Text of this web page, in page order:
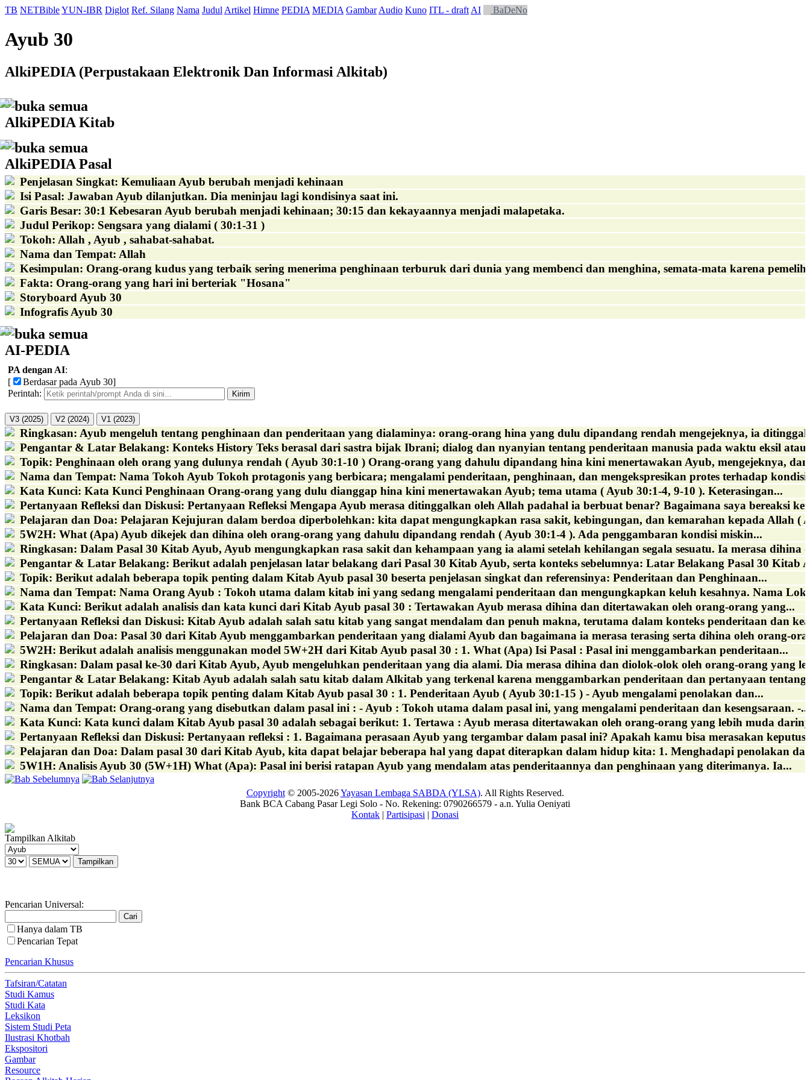
TB NETBibleYUN-IBR Diglot Ref. Silang Nama Judul Artikel Himne PEDIA MEDIA Gambar Audio Kuno ITL - draft AI BaDeNo
Ayub 30
AlkiPEDIA (Perpustakaan Elektronik Dan Informasi Alkitab)
buka semua
AlkiPEDIA Kitab
buka semua
AlkiPEDIA Pasal
Penjelasan Singkat: Kemuliaan Ayub berubah menjadi kehinaan
Isi Pasal: Jawaban Ayub dilanjutkan. Dia meninjau lagi kondisinya saat ini.
Garis Besar: 30:1 Kebesaran Ayub berubah menjadi kehinaan; 30:15 dan kekayaannya menjadi malapetaka.
Judul Perikop: Sengsara yang dialami ( 30:1-31 )
Tokoh: Allah , Ayub , sahabat-sahabat.
Nama dan Tempat: Allah
Kesimpulan: Orang-orang kudus yang terbaik sering menerima penghinaan terburuk dari dunia yang membenci dan menghina, semata-mata karena
Fakta: Orang-orang yang hari ini berteriak "Hosana"
Storyboard Ayub 30
Infografis Ayub 30
buka semua
AI-PEDIA
PA dengan AI:
[
Berdasar pada Ayub 30]
Perintah:
Kirim
V3 (2025) V2 (2024) V1 (2023)
Ringkasan: Ayub mengeluh tentang penghinaan dan penderitaan yang dialaminya: orang-orang hina yang dulu dipandang rendah mengejeknya, ia
Pengantar & Latar Belakang: Konteks History Teks berasal dari sastra bijak Ibrani; dialog dan nyanyian tentang penderitaan manusia pada waktu eksil atau
Topik: Penghinaan oleh orang yang dulunya rendah ( Ayub 30:1-10 ) Orang-orang yang dahulu dipandang hina kini menertawakan Ayub, mengejeknya,
Nama dan Tempat: Nama Tokoh Ayub Tokoh protagonis yang berbicara; mengalami penderitaan, penghinaan, dan mengekspresikan protes terhadap kondisi
Kata Kunci: Kata Kunci Penghinaan Orang-orang yang dulu dianggap hina kini menertawakan Ayub; tema utama ( Ayub 30:1-4, 9-10 ). Keterasingan...
Pertanyaan Refleksi dan Diskusi: Pertanyaan Refleksi Mengapa Ayub merasa ditinggalkan oleh Allah padahal ia berbuat benar? Bagaimana saya bereaksi
Pelajaran dan Doa: Pelajaran Kejujuran dalam berdoa diperbolehkan: kita dapat mengungkapkan rasa sakit, kebingungan, dan kemarahan kepada Allah (
5W2H: What (Apa) Ayub dikejek dan dihina oleh orang-orang yang dahulu dipandang rendah ( Ayub 30:1-4 ). Ada penggambaran kondisi miskin...
Ringkasan: Dalam Pasal 30 Kitab Ayub, Ayub mengungkapkan rasa sakit dan kehampaan yang ia alami setelah kehilangan segala sesuatu. Ia merasa dihina
Pengantar & Latar Belakang: Berikut adalah penjelasan latar belakang dari Pasal 30 Kitab Ayub, serta konteks sebelumnya: Latar Belakang Pasal 30 Kitab
Topik: Berikut adalah beberapa topik penting dalam Kitab Ayub pasal 30 beserta penjelasan singkat dan referensinya: Penderitaan dan Penghinaan...
Nama dan Tempat: Nama Orang Ayub : Tokoh utama dalam kitab ini yang sedang mengalami penderitaan dan mengungkapkan keluh kesahnya. Nama
Kata Kunci: Berikut adalah analisis dan kata kunci dari Kitab Ayub pasal 30 : Tertawakan Ayub merasa dihina dan ditertawakan oleh orang-orang yang...
Pertanyaan Refleksi dan Diskusi: Kitab Ayub adalah salah satu kitab yang sangat mendalam dan penuh makna, terutama dalam konteks penderitaan dan
Pelajaran dan Doa: Pasal 30 dari Kitab Ayub menggambarkan penderitaan yang dialami Ayub dan bagaimana ia merasa terasing serta dihina oleh orang-
5W2H: Berikut adalah analisis menggunakan model 5W+2H dari Kitab Ayub pasal 30 : 1. What (Apa) Isi Pasal : Pasal ini menggambarkan penderitaan...
Ringkasan: Dalam pasal ke-30 dari Kitab Ayub, Ayub mengeluhkan penderitaan yang dia alami. Dia merasa dihina dan diolok-olok oleh orang-orang yang
Pengantar & Latar Belakang: Kitab Ayub adalah salah satu kitab dalam Alkitab yang terkenal karena menggambarkan penderitaan dan pertanyaan
Topik: Berikut adalah beberapa topik penting dalam Kitab Ayub pasal 30 : 1. Penderitaan Ayub ( Ayub 30:1-15 ) - Ayub mengalami penolakan dan...
Nama dan Tempat: Orang-orang yang disebutkan dalam pasal ini : - Ayub : Tokoh utama dalam pasal ini, yang mengalami penderitaan dan kesengsaraan. -...
Kata Kunci: Kata kunci dalam Kitab Ayub pasal 30 adalah sebagai berikut: 1. Tertawa : Ayub merasa ditertawakan oleh orang-orang yang lebih muda
Pertanyaan Refleksi dan Diskusi: Pertanyaan refleksi : 1. Bagaimana perasaan Ayub yang tergambar dalam pasal ini? Apakah kamu bisa merasakan
Pelajaran dan Doa: Dalam pasal 30 dari Kitab Ayub, kita dapat belajar beberapa hal yang dapat diterapkan dalam hidup kita: 1. Menghadapi penolakan
5W1H: Analisis Ayub 30 (5W+1H) What (Apa): Pasal ini berisi ratapan Ayub yang mendalam atas penderitaannya dan penghinaan yang diterimanya. Ia...
Copyright© 2005-2026Yayasan Lembaga SABDA (YLSA). All Rights Reserved.
Bank BCA Cabang Pasar Legi Solo - No. Rekening: 0790266579 - a.n. Yulia Oeniyati
Kontak | Partisipasi | Donasi
Tampilkan Alkitab
Pencarian Universal:
Hanya dalam TB
Pencarian Tepat
Pencarian Khusus
Tafsiran/Catatan
Studi Kamus
Studi Kata
Leksikon
Sistem Studi Peta
Ilustrasi Khotbah
Ekspositori
Gambar
Resource